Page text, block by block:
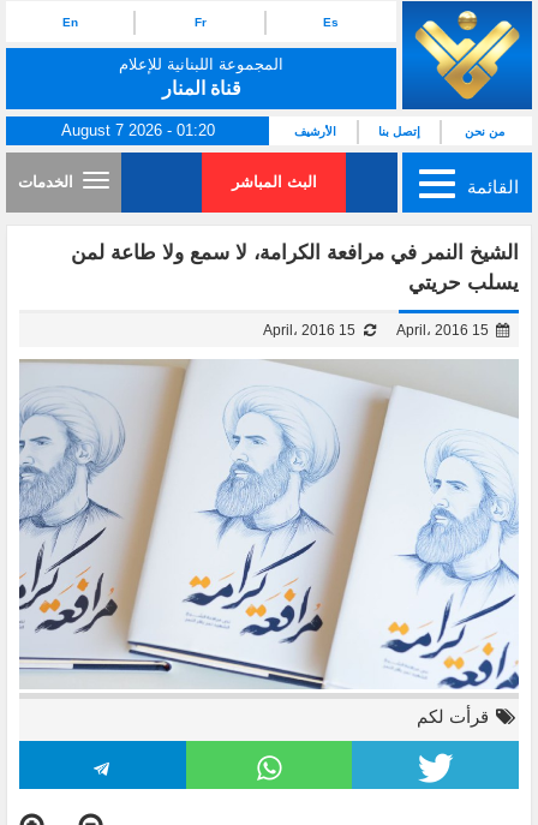
Es
Fr
En
المجموعة اللبنانية للإعلام
قناة المنار
من نحن إتصل بنا الأرشيف August 7 2026 - 01:20
القائمة البث المباشر الخدمات
الشيخ النمر في مرافعة الكرامة، لا سمع ولا طاعة لمن
يسلب حريتي
قرأت لكم